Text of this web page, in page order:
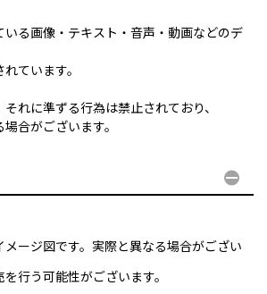
いる画像・テキスト・音声・動画などのデ
ています。
れに準ずる行為は禁止されており、
合がございます。
ージ図です。実際と異なる場合がござい
行う可能性がございます。